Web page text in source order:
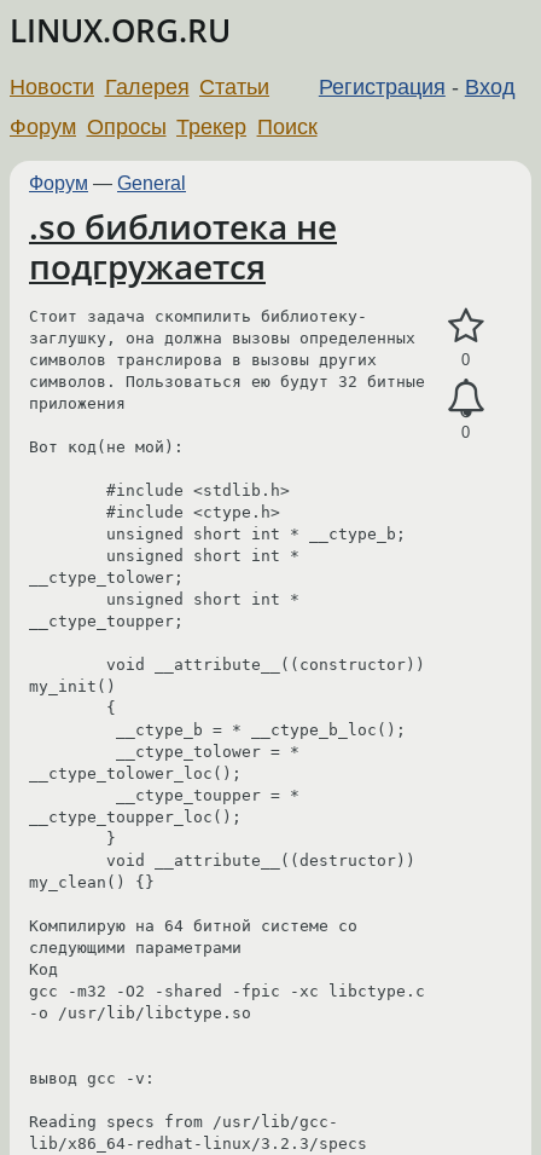
LINUX.ORG.RU
Регистрация - Вход
Новости Галерея Статьи
Форум Опросы Трекер Поиск
Форум — General
.so библиотека не
подгружается
0
0
Стоит задача скомпилить библиотеку-
заглушку, она должна вызовы определенных
символов транслирова в вызовы других
символов. Пользоваться ею будут 32 битные
приложения
Вот код(не мой):
__ctype_tolower;
__ctype_toupper;
my_init()
__ctype_tolower_loc();
__ctype_toupper_loc();
my_clean() {}
Компилирую на 64 битной системе со
следующими параметрами
Код
gcc -m32 -O2 -shared -fpic -xc libctype.c
-o /usr/lib/libctype.so
вывод gcc -v:
Reading specs from /usr/lib/gcc-
lib/x86_64-redhat-linux/3.2.3/specs